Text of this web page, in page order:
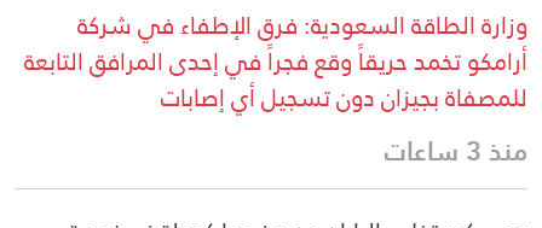
وزارة الطاقة السعودية: فرق الإطفاء في شركة
أرامكو تخمد حريقاً وقع فجراً في إحدى المرافق التابعة
للمصفاة بجيزان دون تسجيل أي إصابات
منذ 3 ساعات